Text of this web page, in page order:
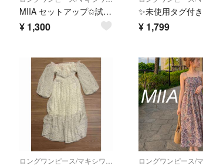
MIIA セットアップ✩試着のみ
¥ 1,300 ¥ 1,799